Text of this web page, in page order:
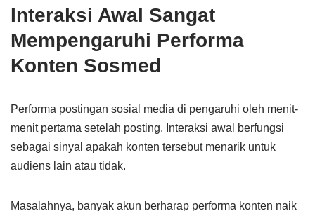
Interaksi Awal Sangat
Mempengaruhi Performa
Konten Sosmed
Performa postingan sosial media di pengaruhi oleh menit-
menit pertama setelah posting. Interaksi awal berfungsi
sebagai sinyal apakah konten tersebut menarik untuk
audiens lain atau tidak.
Masalahnya, banyak akun berharap performa konten naik